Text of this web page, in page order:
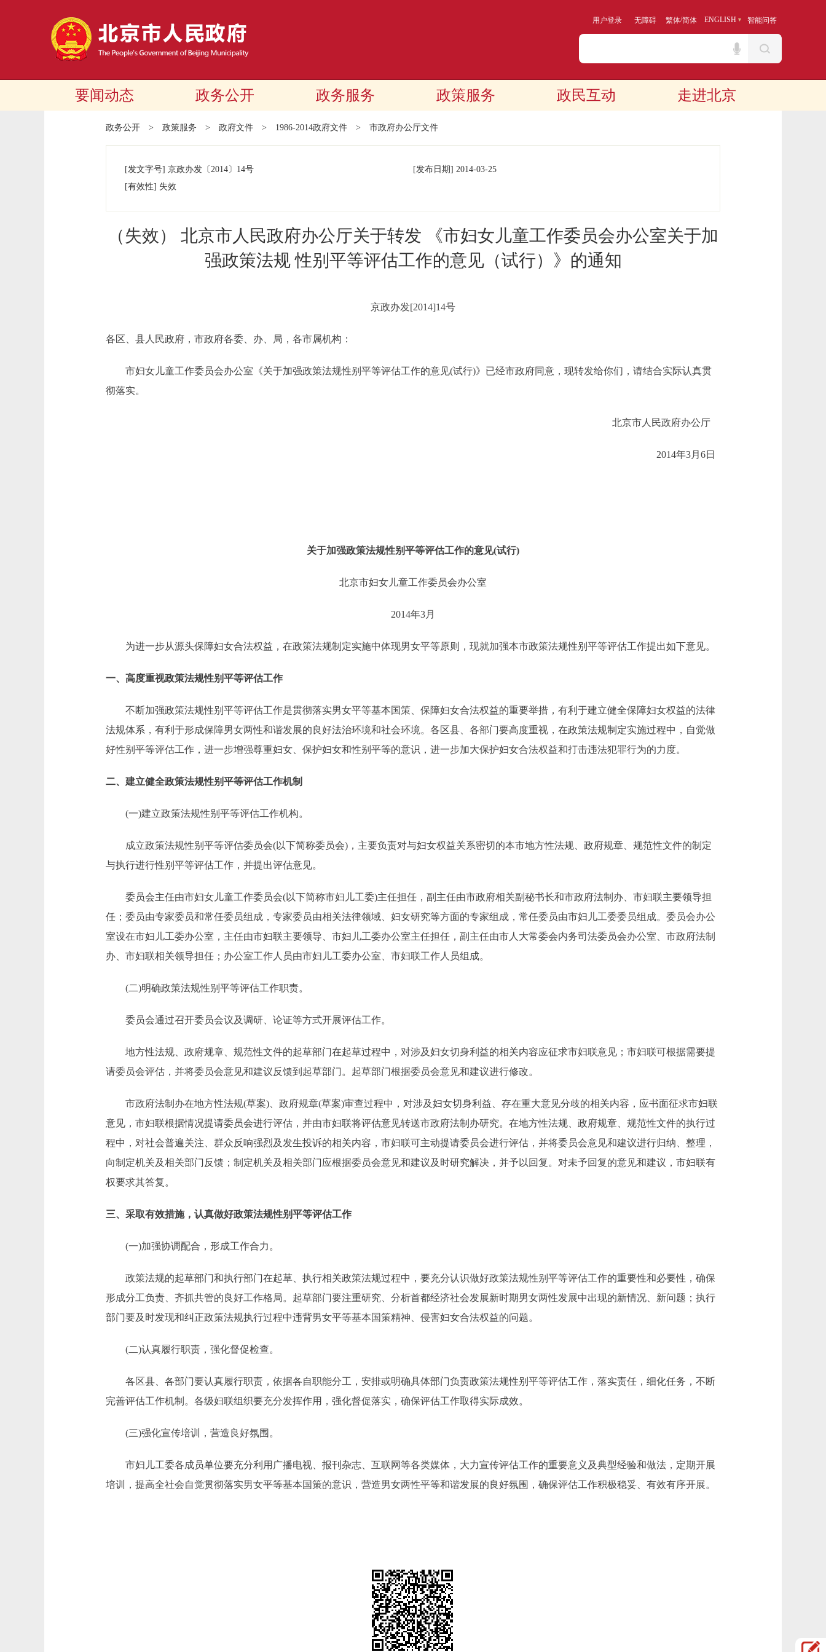
用户登录 无障碍 繁体/简体 ENGLISH 智能问答
要闻动态 政务公开 政务服务 政策服务 政民互动 走进北京
政务公开 > 政策服务 > 政府文件 > 1986-2014政府文件 > 市政府办公厅文件
[发文字号] 京政办发 〔2014〕 14号 [发布日期] 2014-03-25
[有效性] 失效
（失效） 北京市人民政府办公厅关于转发 《市妇女儿童工作委员会办公室关于加
强政策法规 性别平等评估工作的意见（试行）》的通知
京政办发[2014]14号
各区、县人民政府，市政府各委、办、局，各市属机构：
市妇女儿童工作委员会办公室《关于加强政策法规性别平等评估工作的意见(试行)》已经市政府同意，现转发给你们，请结合实际认真贯
彻落实。
北京市人民政府办公厅
2014年3月6日
关于加强政策法规性别平等评估工作的意见(试行)
北京市妇女儿童工作委员会办公室
2014年3月
为进一步从源头保障妇女合法权益，在政策法规制定实施中体现男女平等原则，现就加强本市政策法规性别平等评估工作提出如下意见。
一、高度重视政策法规性别平等评估工作
不断加强政策法规性别平等评估工作是贯彻落实男女平等基本国策、保障妇女合法权益的重要举措，有利于建立健全保障妇女权益的法律
法规体系，有利于形成保障男女两性和谐发展的良好法治环境和社会环境。各区县、各部门要高度重视，在政策法规制定实施过程中，自觉做
好性别平等评估工作，进一步增强尊重妇女、保护妇女和性别平等的意识，进一步加大保护妇女合法权益和打击违法犯罪行为的力度。
二、建立健全政策法规性别平等评估工作机制
(一)建立政策法规性别平等评估工作机构。
成立政策法规性别平等评估委员会(以下简称委员会)，主要负责对与妇女权益关系密切的本市地方性法规、政府规章、规范性文件的制定
与执行进行性别平等评估工作，并提出评估意见。
委员会主任由市妇女儿童工作委员会(以下简称市妇儿工委)主任担任，副主任由市政府相关副秘书长和市政府法制办、市妇联主要领导担
任；委员由专家委员和常任委员组成，专家委员由相关法律领域、妇女研究等方面的专家组成，常任委员由市妇儿工委委员组成。委员会办公
室设在市妇儿工委办公室，主任由市妇联主要领导、市妇儿工委办公室主任担任，副主任由市人大常委会内务司法委员会办公室、市政府法制
办、市妇联相关领导担任；办公室工作人员由市妇儿工委办公室、市妇联工作人员组成。
(二)明确政策法规性别平等评估工作职责。
委员会通过召开委员会议及调研、论证等方式开展评估工作。
地方性法规、政府规章、规范性文件的起草部门在起草过程中，对涉及妇女切身利益的相关内容应征求市妇联意见；市妇联可根据需要提
请委员会评估，并将委员会意见和建议反馈到起草部门。起草部门根据委员会意见和建议进行修改。
市政府法制办在地方性法规(草案)、政府规章(草案)审查过程中，对涉及妇女切身利益、存在重大意见分歧的相关内容，应书面征求市妇联
意见，市妇联根据情况提请委员会进行评估，并由市妇联将评估意见转送市政府法制办研究。在地方性法规、政府规章、规范性文件的执行过
程中，对社会普遍关注、群众反响强烈及发生投诉的相关内容，市妇联可主动提请委员会进行评估，并将委员会意见和建议进行归纳、整理，
向制定机关及相关部门反馈；制定机关及相关部门应根据委员会意见和建议及时研究解决，并予以回复。对未予回复的意见和建议，市妇联有
权要求其答复。
三、采取有效措施，认真做好政策法规性别平等评估工作
(一)加强协调配合，形成工作合力。
政策法规的起草部门和执行部门在起草、执行相关政策法规过程中，要充分认识做好政策法规性别平等评估工作的重要性和必要性，确保
形成分工负责、齐抓共管的良好工作格局。起草部门要注重研究、分析首都经济社会发展新时期男女两性发展中出现的新情况、新问题；执行
部门要及时发现和纠正政策法规执行过程中违背男女平等基本国策精神、侵害妇女合法权益的问题。
(二)认真履行职责，强化督促检查。
各区县、各部门要认真履行职责，依据各自职能分工，安排或明确具体部门负责政策法规性别平等评估工作，落实责任，细化任务，不断
完善评估工作机制。各级妇联组织要充分发挥作用，强化督促落实，确保评估工作取得实际成效。
(三)强化宣传培训，营造良好氛围。
市妇儿工委各成员单位要充分利用广播电视、报刊杂志、互联网等各类媒体，大力宣传评估工作的重要意义及典型经验和做法，定期开展
培训，提高全社会自觉贯彻落实男女平等基本国策的意识，营造男女两性平等和谐发展的良好氛围，确保评估工作积极稳妥、有效有序开展。